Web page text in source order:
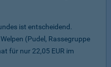
ist entscheidend.
(Pudel, Rassegruppe
für nur 22,05 EUR im